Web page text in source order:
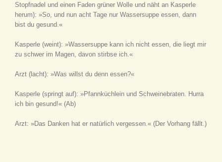
Stopfnadel und einen Faden grüner Wolle und näht an Kasperle
herum): »So, und nun acht Tage nur Wassersuppe essen, dann
bist du gesund.«
Kasperle (weint): »Wassersuppe kann ich nicht essen, die liegt mir
zu schwer im Magen, davon stirbse ich.«
Arzt (lacht): »Was willst du denn essen?«
Kasperle (springt auf): »Pfannküchlein und Schweinebraten. Hurra
ich bin gesund!« (Ab)
Arzt: »Das Danken hat er natürlich vergessen.« (Der Vorhang fällt.)